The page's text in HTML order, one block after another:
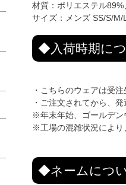
材質：ポリエステル
サイズ：メンズ SS/S/
◆入荷時期に
・こちらのウェアは受注
・ご注文されてから、
※年末年始、ゴールデン
※工場の混雑状況により
◆ネームにつ